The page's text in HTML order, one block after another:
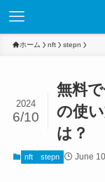
ホーム nft stepn
無料
の使
は？
2024
6/10
nft stepn June